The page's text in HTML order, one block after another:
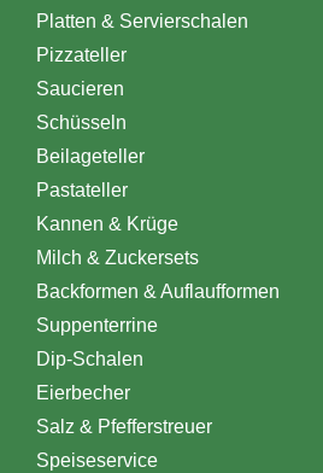
Platten & Servierschalen
Pizzateller
Saucieren
Schüsseln
Beilageteller
Pastateller
Kannen & Krüge
Milch & Zuckersets
Backformen & Auflaufformen
Suppenterrine
Dip-Schalen
Eierbecher
Salz & Pfefferstreuer
Speiseservice